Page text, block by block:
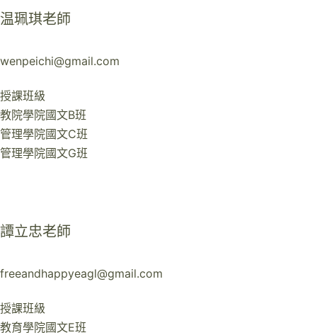
温珮琪老師
wenpeichi@gmail.com
授課班級
教院學院國文B班
管理學院國文C班
管理學院國文G班
譚立忠老師
freeandhappyeagl@gmail.com
授課班級
教育學院國文E班